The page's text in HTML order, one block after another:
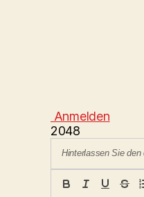
Anmelden
2048